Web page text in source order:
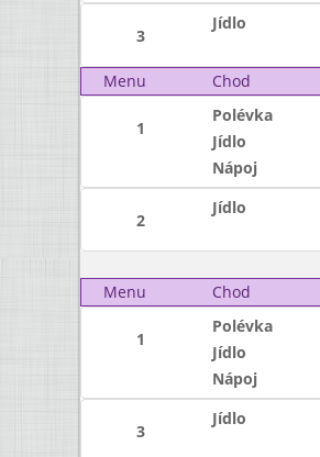
3
Jídlo
Menu Chod
1
Polévka
Jídlo
Nápoj
2
Jídlo
Menu
Chod
1
Polévka
Jídlo
Nápoj
3
Jídlo